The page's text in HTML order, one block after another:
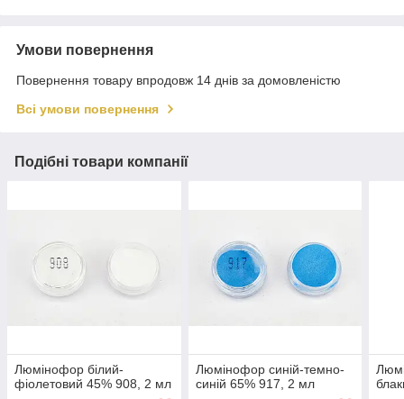
Умови повернення
Повернення товару впродовж 14 днів за домовленістю
Всі умови повернення
Подібні товари компанії
Люмінофор білий-
фіолетовий 45% 908, 2 мл
Люмінофор синій-темно-
синій 65% 917, 2 мл